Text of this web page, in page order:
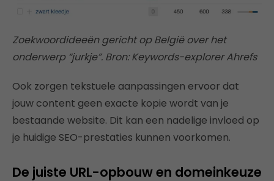
Zoekwoordideeën gericht op België over het
onderwerp “jurkje”. Bron: Keywords-explorer Ahrefs
Ook zorgen tekstuele aanpassingen ervoor dat
jouw content geen exacte kopie wordt van je
bestaande website. Dit kan een nadelige invloed op
je huidige SEO-prestaties kunnen voorkomen.
De juiste URL-opbouw en domeinkeuze